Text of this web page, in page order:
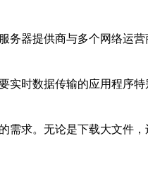
器提供商与多个网络运
时数据传输的应用程序
求。无论是下载大文件